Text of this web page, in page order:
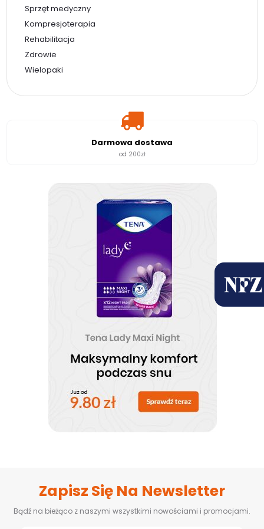
Sprzęt medyczny
Kompresjoterapia
Rehabilitacja
Zdrowie
Wielopaki
Darmowa dostawa
od 200zł
Zapisz Się Na Newsletter
Bądź na bieżąco z naszymi wszystkimi nowościami i promocjami.